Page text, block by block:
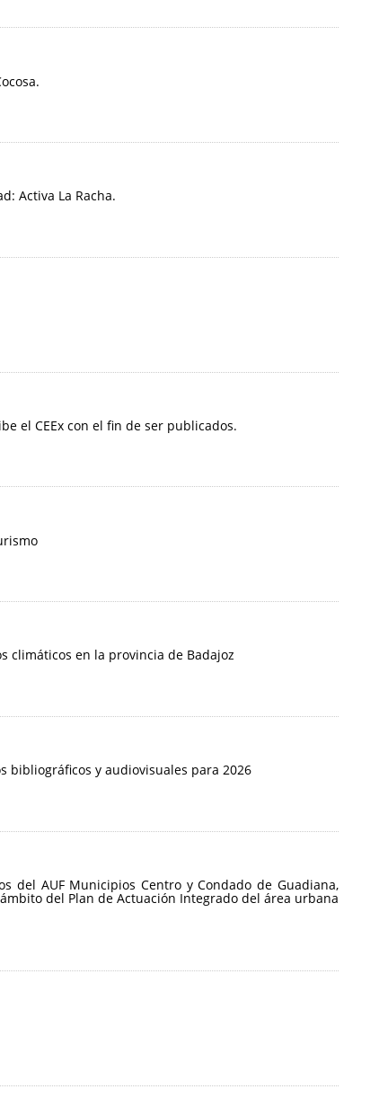
Activa La Racha.
el CEEx con el fin de ser publicados.
climáticos en la provincia de Badajoz
bibliográficos y audiovisuales para 2026
AUF Municipios Centro y Condado de Guadiana,
del Plan de Actuación Integrado del área urbana